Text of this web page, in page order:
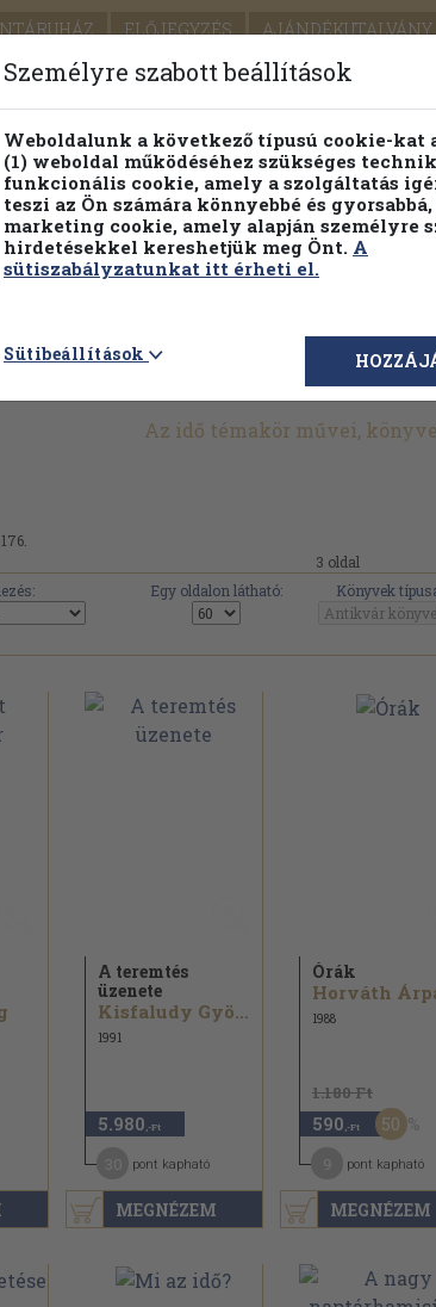
ELŐJEGYZÉS AJÁNDÉKUTALVÁNY
PILLANATNYI ÁRAINK
Részletes kereső
Általános
Az idő témakör művei,
3 oldal
Egy oldalon látható: Könyvek
MEGNÉZEM
A teremtés
üzenete
Kisfaludy György
1991
5.980 ,-Ft
pont kapható
MEGNÉZEM
Órák
Horváth
1988
1.180 Ft
590 ,-Ft 50
pont kapható
Személyre szabott beállítások
Weboldalunk a következő típusú cookie-kat
(1) weboldal működéséhez szükséges
funkcionális cookie, amely a szolgáltatás
teszi az Ön számára könnyebbé és gyorsabbá,
marketing cookie, amely alapján személyre
hirdetésekkel kereshetjük meg Önt. A
sütiszabályzatunkat itt érheti el.
Sütibeállítások